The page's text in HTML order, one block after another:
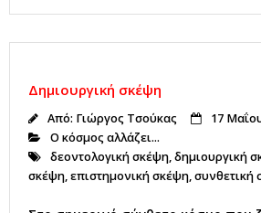
c
e
b
o
o
k
it
te
r
k
e
dI
n
ai
l
Δημιουργική σκέψη
Από: Γιώργος Τσούκας
17
Ο κόσμος αλλάζει...
δεοντολογική σκέψη,δημιουργική
σκέψη,επιστημονική σκέψη,συνθετική